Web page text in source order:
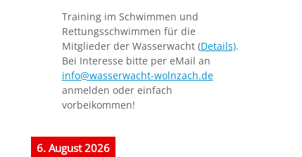
Training im Schwimmen und
Rettungsschwimmen für die
Mitglieder der Wasserwacht (Details).
Bei Interesse bitte per eMail an
info@wasserwacht-wolnzach.de
anmelden oder einfach
vorbeikommen!
6. August 2026